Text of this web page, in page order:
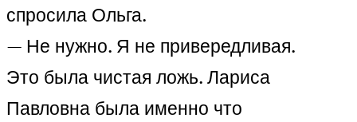
спросила Ольга.
— Не нужно. Я не привередливая.
Это была чистая ложь. Лариса
Павловна была именно что